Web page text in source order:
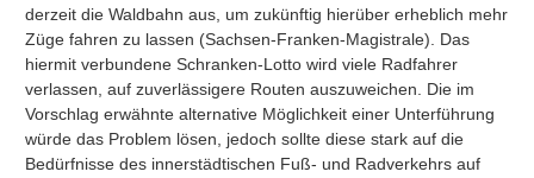
derzeit die Waldbahn aus, um zukünftig hierüber erheblich mehr
Züge fahren zu lassen (Sachsen-Franken-Magistrale). Das
hiermit verbundene Schranken-Lotto wird viele Radfahrer
verlassen, auf zuverlässigere Routen auszuweichen. Die im
Vorschlag erwähnte alternative Möglichkeit einer Unterführung
würde das Problem lösen, jedoch sollte diese stark auf die
Bedürfnisse des innerstädtischen Fuß- und Radverkehrs auf